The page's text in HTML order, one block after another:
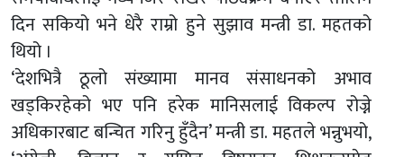
दिन सकियो भने धेरै राम्रो हुने सुझाव मन्त्री डा. महतको
थियो ।
‘देशभित्रै ठूलो संख्यामा मानव संसाधनको अभाव
खड्किरहेको भए पनि हरेक मानिसलाई विकल्प रोज्ने
अधिकारबाट बन्चित गरिनु हुँदैन’ मन्त्री डा. महतले भन्नुभयो,